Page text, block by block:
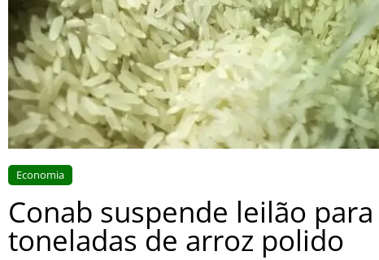
Economia
Conab suspende leilão
toneladas de arroz polido